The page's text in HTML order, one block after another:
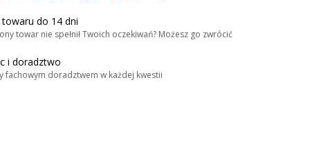
do 14 dni
towar nie spełnił Twoich oczekiwań? Możesz go zwrócić
i doradztwo
fachowym doradztwem w każdej kwestii